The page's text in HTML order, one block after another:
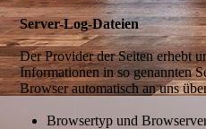
Server-Log-Dateien
Der Provider der Seiten erhebt
Informationen in so genannten
Browser automatisch an uns
Browsertyp und